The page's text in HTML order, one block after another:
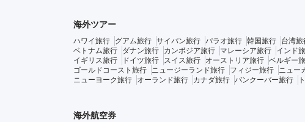
海外ツアー
ハワイ旅行 グアム旅行 サイパン旅行 パラオ旅行 韓国旅行 台湾旅
ベトナム旅行
ダナン旅行 カンボジア旅行 マレーシア旅行 インド
イギリス旅行
ドイツ旅行 スイス旅行 オーストリア旅行 ベルギー
ゴールドコースト旅行
ニュージーランド旅行 フィジー旅行 ニュー
ニューヨーク旅行
オーランド旅行 カナダ旅行 バンクーバー旅行
海外航空券